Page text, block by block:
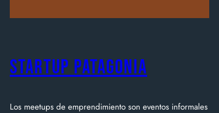
Startup Patagonia
Los meetups de emprendimiento son eventos informales